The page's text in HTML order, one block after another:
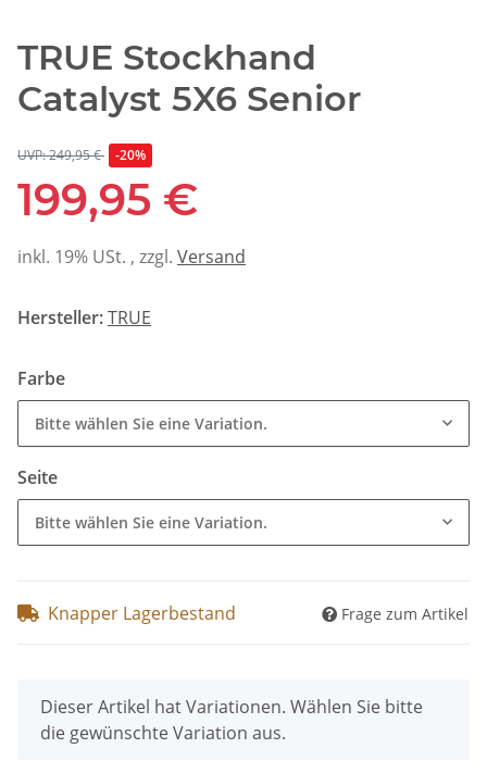
TRUE Stockhand
Catalyst 5X6 Senior
UVP: 249,95 € -20%
199,95 €
inkl. 19% USt. , zzgl. Versand
Hersteller:TRUE
Farbe
Bitte wählen Sie eine Variation.
Seite
Bitte wählen Sie eine Variation.
Knapper Lagerbestand Frage zum Artikel
x
Dieser Artikel hat Variationen. Wählen Sie bitte
die gewünschte Variation aus.